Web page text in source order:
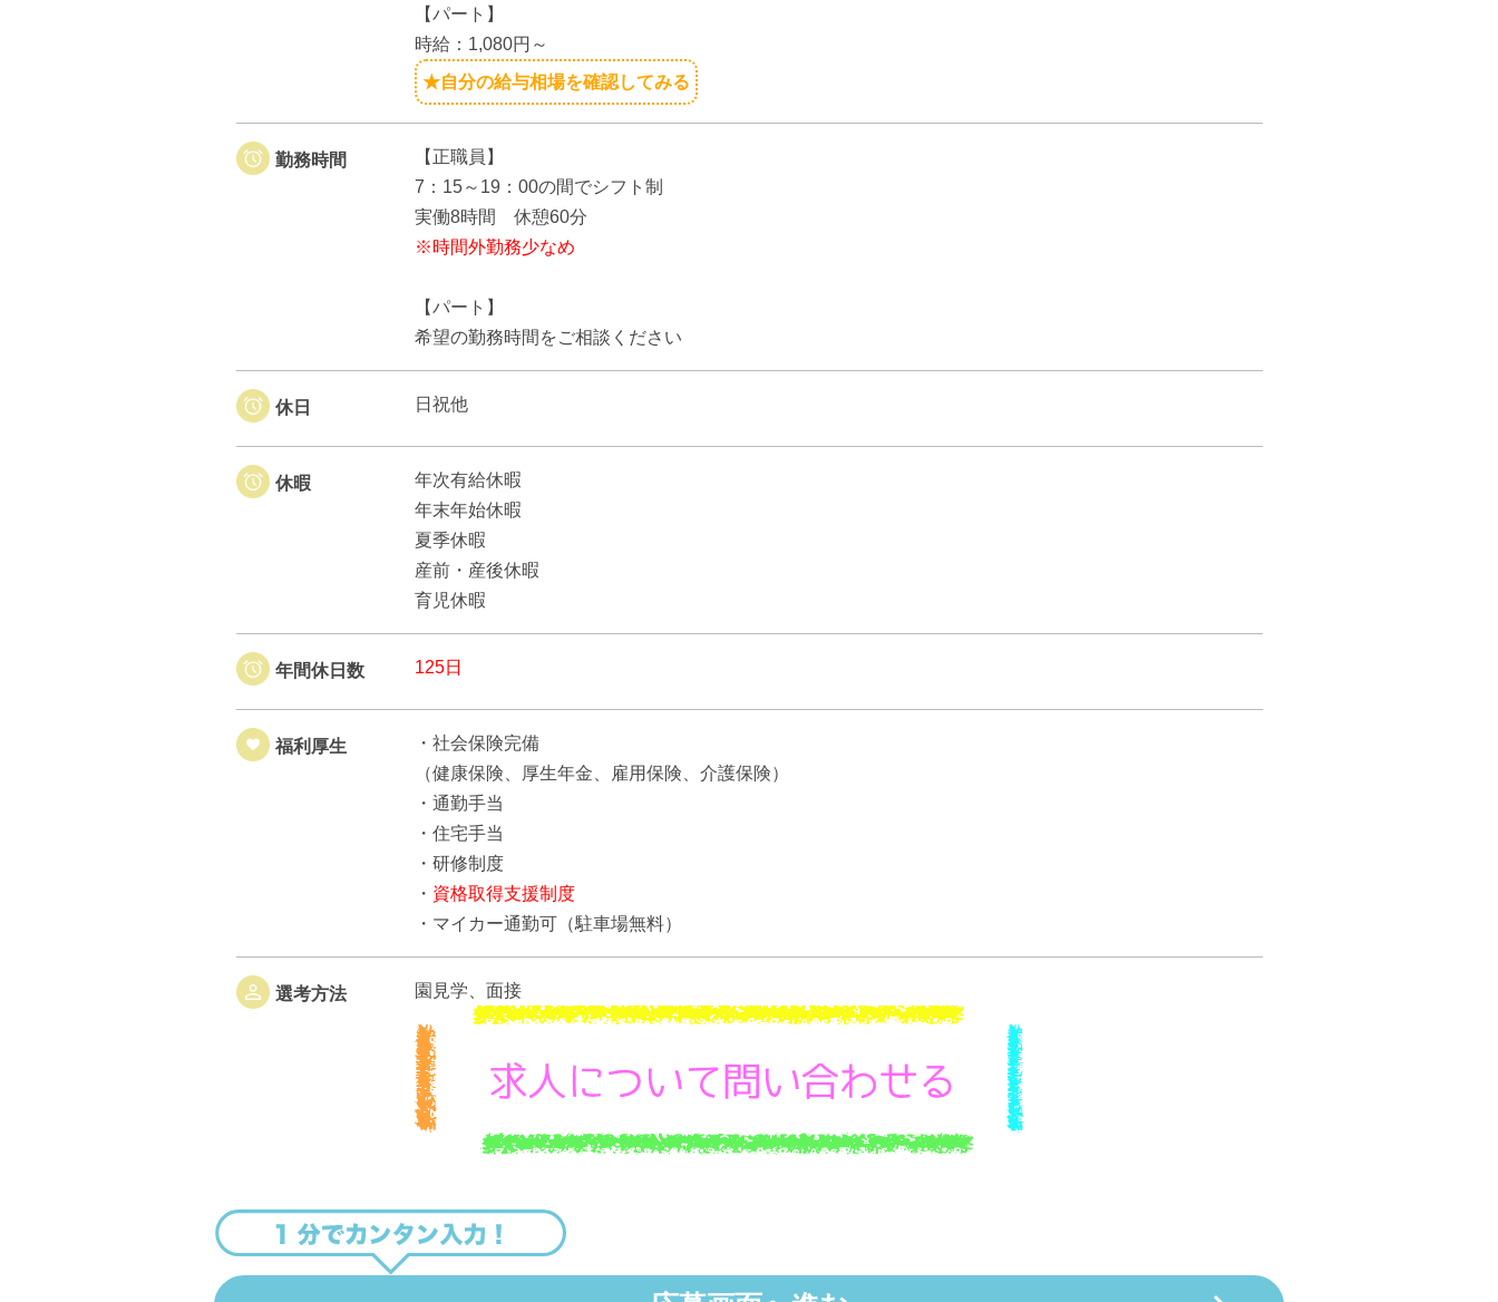
【パート】
時給：1,080円～
★自分の給与相場を確認してみる
勤務時間
【正職員】
7：15～19：00の間でシフト制
実働8時間 休憩60分
※時間外勤務少なめ
【パート】
希望の勤務時間をご相談ください
休日 日祝他
休暇
年次有給休暇
年末年始休暇
夏季休暇
産前・産後休暇
育児休暇
年間休日数 125日
福利厚生
・社会保険完備
（健康保険、厚生年金、雇用保険、介護保険）
・通勤手当
・住宅手当
・研修制度
・ 資格取得支援制度
・マイカー通勤可（駐車場無料）
選考方法 園見学、面接